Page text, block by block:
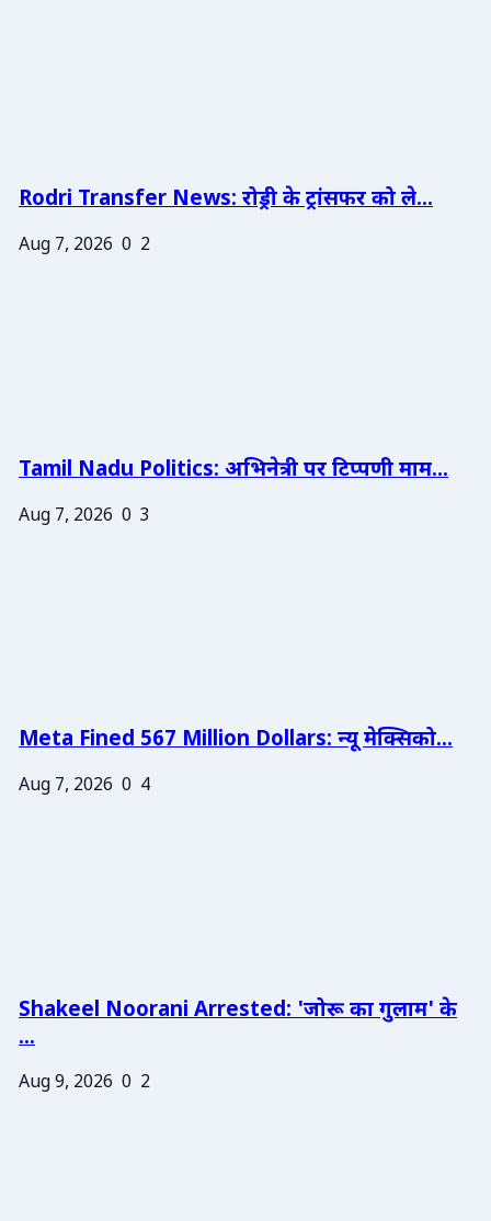
Rodri Transfer News: रोड्री के ट्रांसफर को ले...
Aug 7, 2026 0 2
Tamil Nadu Politics: अभिनेत्री पर टिप्पणी माम...
Aug 7, 2026 0 3
Meta Fined 567 Million Dollars: न्यू मेक्सिको...
Aug 7, 2026 0 4
Shakeel Noorani Arrested: 'जोरू का गुलाम' के
...
Aug 9, 2026 0 2